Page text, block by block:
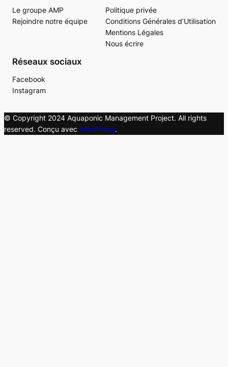
Le groupe AMP
Rejoindre notre équipe
Politique privée
Conditions Générales d’Utilisation
Mentions Légales
Nous écrire
Réseaux sociaux
Facebook
Instagram
© Copyright 2024 Aquaponic Management Project. All rights
reserved. Conçu avec WordPress.